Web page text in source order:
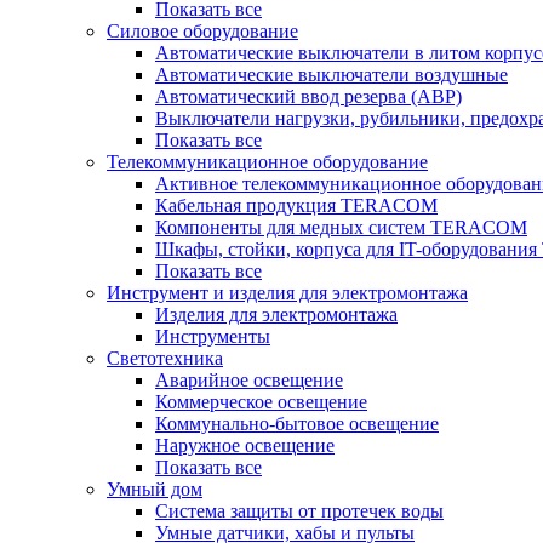
Показать все
Силовое оборудование
Автоматические выключатели в литом
Автоматические выключатели воздушные
Автоматический ввод резерва (АВР)
Выключатели нагрузки, рубильники,
Показать все
Телекоммуникационное оборудование
Активное телекоммуникационное
Кабельная продукция TERACOM
Компоненты для медных систем TERACOM
Шкафы, стойки, корпуса для IT-
Показать все
Инструмент и изделия для электромонтажа
Изделия для электромонтажа
Инструменты
Светотехника
Аварийное освещение
Коммерческое освещение
Коммунально-бытовое освещение
Наружное освещение
Показать все
Умный дом
Система защиты от протечек воды
Умные датчики, хабы и пульты